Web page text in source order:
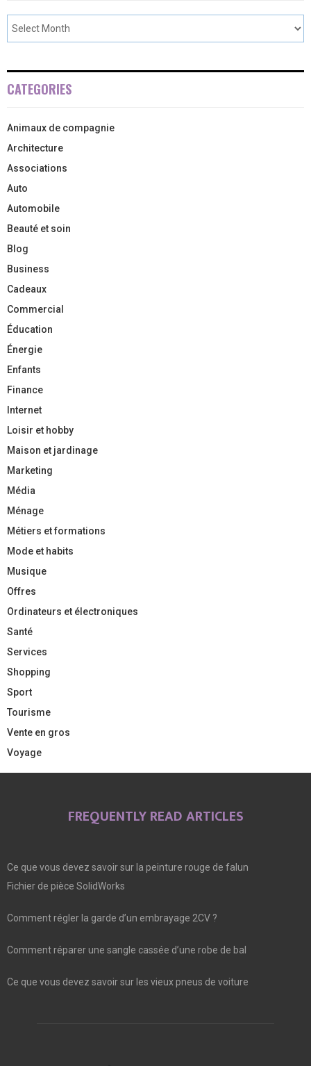
CATEGORIES
Animaux de compagnie
Architecture
Associations
Auto
Automobile
Beauté et soin
Blog
Business
Cadeaux
Commercial
Éducation
Énergie
Enfants
Finance
Internet
Loisir et hobby
Maison et jardinage
Marketing
Média
Ménage
Métiers et formations
Mode et habits
Musique
Offres
Ordinateurs et électroniques
Santé
Services
Shopping
Sport
Tourisme
Vente en gros
Voyage
FREQUENTLY READ ARTICLES
Ce que vous devez savoir sur la peinture rouge de falun
Fichier de pièce SolidWorks
Comment régler la garde d’un embrayage 2CV ?
Comment réparer une sangle cassée d’une robe de bal
Ce que vous devez savoir sur les vieux pneus de voiture